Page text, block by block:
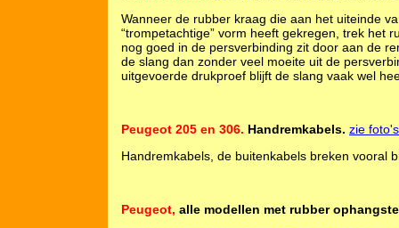
Wanneer de rubber kraag die aan het uiteinde
“trompetachtige” vorm heeft gekregen, trek het
nog goed in de persverbinding zit door aan de
de slang dan zonder veel moeite uit de
uitgevoerde drukproef blijft de slang vaak wel
Peugeot 205 en 306. Handremkabels. zie foto's
Handremkabels, de buitenkabels breken vooral
Peugeot, alle modellen met rubber